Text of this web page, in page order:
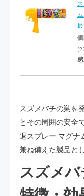
価
スズメバチの巣を
とその周囲の安全
退スプレー マグナ
兼ね備えた製品と
スズメバ